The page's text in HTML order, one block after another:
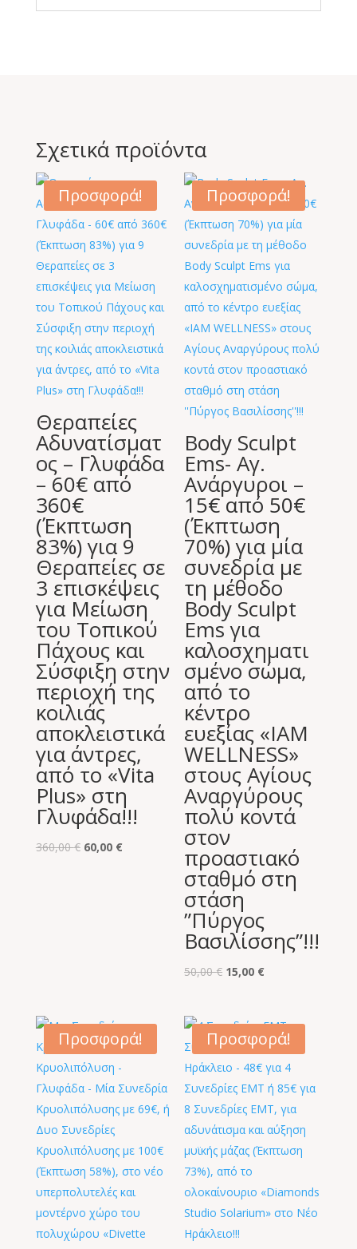
Σχετικά προϊόντα
Προσφορά!
Θεραπείες
Αδυνατίσματ
ος – Γλυφάδα
– 60€ από
360€
(Έκπτωση
83%) για 9
Θεραπείες σε
3 επισκέψεις
για Μείωση
του Τοπικού
Πάχους και
Σύσφιξη στην
περιοχή της
κοιλιάς
αποκλειστικά
για άντρες,
από το «Vita
Plus» στη
Γλυφάδα!!!
360,00€ Original
60,00 €Η
Προσφορά!
Body Sculpt
Ems- Αγ.
Ανάργυροι –
15€ από 50€
(Έκπτωση
70%) για μία
συνεδρία με
τη μέθοδο
Body Sculpt
Ems για
καλοσχηματι
σμένο σώμα,
από το
κέντρο
ευεξίας «IAM
WELLNESS»
στους Αγίους
Αναργύρους
πολύ κοντά
στον
προαστιακό
σταθμό στη
στάση
”Πύργος
Βασιλίσσης”!!!
50,00€ Original
50,00 €.
15,00 €
είναι:
15,00 €.
Προσφορά! Προσφορά!